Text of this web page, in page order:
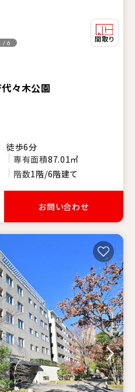
代々木公園
/ 6
徒歩6分
専有面積87.01㎡
階数1階/6階建て
お問い合わせ